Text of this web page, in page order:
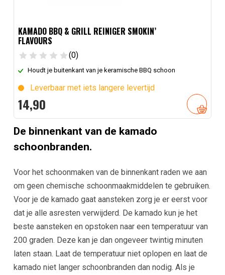
KAMADO BBQ & GRILL REINIGER SMOKIN’
FLAVOURS
(0)
Houdt je buitenkant van je keramische BBQ schoon
Leverbaar met iets langere levertijd
14,90
De binnenkant van de kamado
schoonbranden.
Voor het schoonmaken van de binnenkant raden we aan
om geen chemische schoonmaakmiddelen te gebruiken.
Voor je de kamado gaat aansteken zorg je er eerst voor
dat je alle asresten verwijderd. De kamado kun je het
beste aansteken en opstoken naar een temperatuur van
200 graden. Deze kan je dan ongeveer twintig minuten
laten staan. Laat de temperatuur niet oplopen en laat de
kamado niet langer schoonbranden dan nodig. Als je